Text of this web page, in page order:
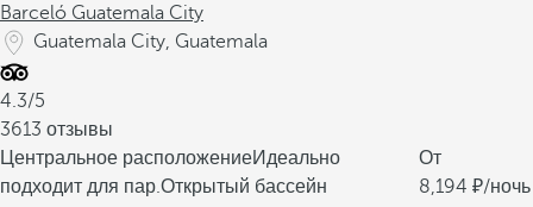
Barceló Guatemala City
Guatemala City, Guatemala
4.3/5
3613 отзывы
Центральное расположениеИдеально
подходит для пар.Открытый бассейн
От
8,194
/ночь